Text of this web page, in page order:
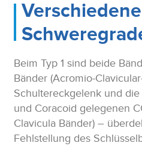
Verschiedene
Beim Typ 1 sind beide
Bänder (Acromio-
Schultereckgelenk und
und Coracoid gelegenen
Clavicula Bänder) –
Fehlstellung des